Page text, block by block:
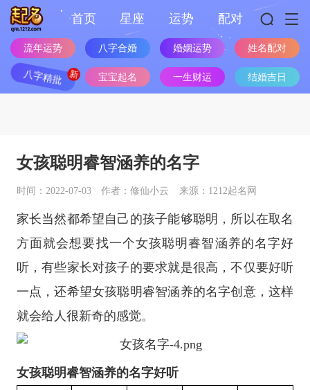
首页 星座 运势 配对
流年运势 八字合婚 婚姻运势 姓名配对
八字精批 宝宝起名 一生财运 结婚吉日
女孩聪明睿智涵养的名字
时间：2022-07-03 作者：修仙小云 来源：1212起名网
家长当然都希望自己的孩子能够聪明，所以在取名
方面就会想要找一个女孩聪明睿智涵养的名字好
听，有些家长对孩子的要求就是很高，不仅要好听
一点，还希望女孩聪明睿智涵养的名字创意，这样
就会给人很新奇的感觉。
女孩聪明睿智涵养的名字好听